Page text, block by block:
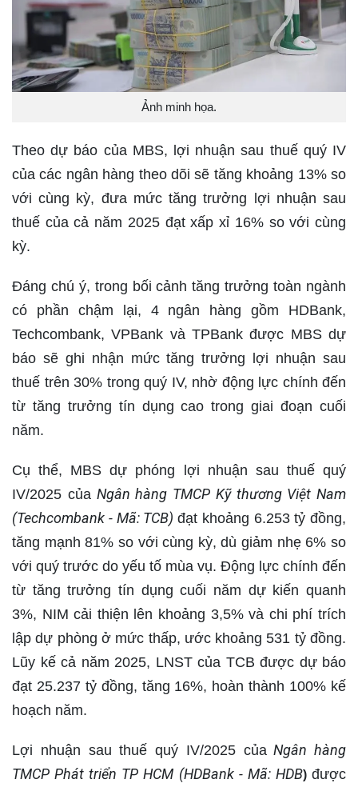
Ảnh minh họa.
Theo dự báo của MBS, lợi nhuận sau thuế quý IV
của các ngân hàng theo dõi sẽ tăng khoảng 13% so
với cùng kỳ, đưa mức tăng trưởng lợi nhuận sau
thuế của cả năm 2025 đạt xấp xỉ 16% so với cùng
kỳ.
Đáng chú ý, trong bối cảnh tăng trưởng toàn ngành
có phần chậm lại, 4 ngân hàng gồm HDBank,
Techcombank, VPBank và TPBank được MBS dự
báo sẽ ghi nhận mức tăng trưởng lợi nhuận sau
thuế trên 30% trong quý IV, nhờ động lực chính đến
từ tăng trưởng tín dụng cao trong giai đoạn cuối
năm.
Cụ thể, MBS dự phóng lợi nhuận sau thuế quý
IV/2025 củaNgân hàng TMCP Kỹ thương Việt Nam
(Techcombank - Mã: TCB) đạt khoảng 6.253 tỷ đồng,
tăng mạnh 81% so với cùng kỳ, dù giảm nhẹ 6% so
với quý trước do yếu tố mùa vụ. Động lực chính đến
từ tăng trưởng tín dụng cuối năm dự kiến quanh
3%, NIM cải thiện lên khoảng 3,5% và chi phí trích
lập dự phòng ở mức thấp, ước khoảng 531 tỷ đồng.
Lũy kế cả năm 2025, LNST của TCB được dự báo
đạt 25.237 tỷ đồng, tăng 16%, hoàn thành 100% kế
hoạch năm.
Lợi nhuận sau thuế quý IV/2025 củaNgân hàng
TMCP Phát triển TP HCM (HDBank - Mã: HDB)được